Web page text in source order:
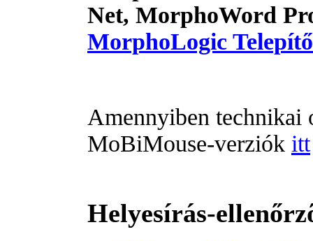
Net, MorphoWord
MorphoLogic
Amennyiben technikai
MoBiMouse-verziók itt
Helyesírás-